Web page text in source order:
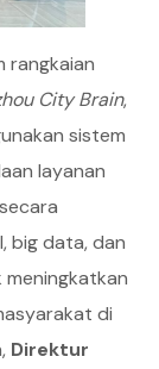
rangkaian
City Brain,
sistem
layanan
big data, dan
di
Direktur